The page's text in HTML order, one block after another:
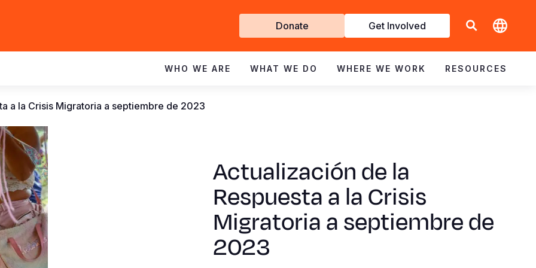
Get
Involved
Donate Get Involved
WHO WE ARE WHAT WE DO WHERE WE WORK RESOURCES
a la Crisis Migratoria a septiembre de 2023
Actualización de la
Respuesta a la Crisis
Migratoria a septiembre de
2023